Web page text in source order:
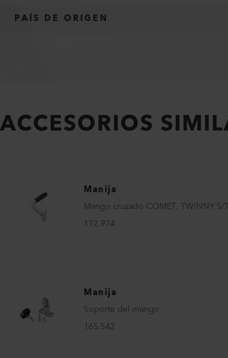
PAÍS DE ORIGEN
ACCESORIOS
Manija
Mango cruzado COMET, TWINNY S/
112.974
Manija
Soporte del mango
165.542